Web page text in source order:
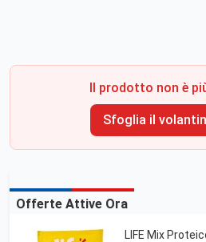
Il prodotto non è
Sfoglia il
Offerte Attive Ora
LIFE Mix